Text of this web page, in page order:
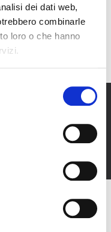
dei dati web,
combinarle
loro o che hanno
6060 (UNI
normal or rounded